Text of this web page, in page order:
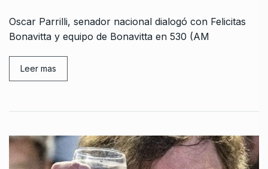
Oscar Parrilli, senador nacional dialogó con Felicitas
Bonavitta y equipo de Bonavitta en 530 (AM
Leer mas